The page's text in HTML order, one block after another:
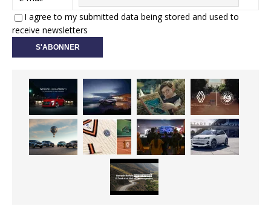
I agree to my submitted data being stored and used to
receive newsletters